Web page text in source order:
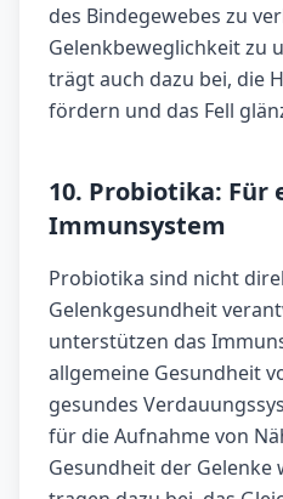
des Bindegewebes zu
Gelenkbeweglichkeit zu
trägt auch dazu bei, die
fördern und das Fell
10. Probiotika: Für
Immunsystem
Probiotika sind nicht
Gelenkgesundheit
unterstützen das
allgemeine Gesundheit
gesundes
für die Aufnahme von
Gesundheit der